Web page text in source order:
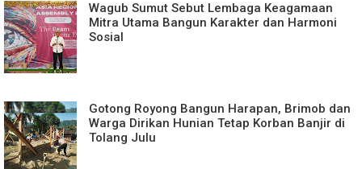
Wagub Sumut Sebut Lembaga Keagamaan
Mitra Utama Bangun Karakter dan Harmoni
Sosial
Gotong Royong Bangun Harapan, Brimob dan
Warga Dirikan Hunian Tetap Korban Banjir di
Tolang Julu